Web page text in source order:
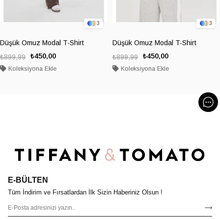
3
Düşük Omuz Modal T-Shirt
₺450,00
₺899,99
Koleksiyona Ekle
3
Düşük Omuz Modal T-Shirt
₺450,00
₺899,99
Koleksiyona Ekle
E-BÜLTEN
Tüm İndirim ve Fırsatlardan İlk Sizin Haberiniz Olsun !